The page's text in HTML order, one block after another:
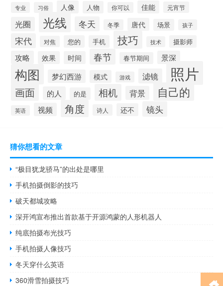
专业 习俗 人像 人物 你可以 佳能 元宵节
光圈 光线 冬天 冬季 唐代 场景 孩子
宋代 对焦 您的 手机 技巧 技术 摄影师
攻略 效果 时间 春节 春节期间 景深
构图 梦幻西游 模式 游戏 滤镜 照片
画面 的人 的是 相机 背景 自己的
英语 视频 角度 诗人 还不 镜头
猜你想看的文章
“极目犹龙骄马”的出处是哪里
手机拍摄倒影的技巧
破天都城攻略
深开鸿宣布推出首款基于开源鸿蒙的人形机器人
纯底拍摄布光技巧
手机拍摄人像技巧
冬天穿什么英语
360滑雪拍摄技巧